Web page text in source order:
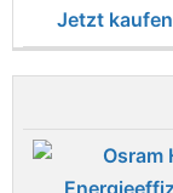
Jetzt kaufen